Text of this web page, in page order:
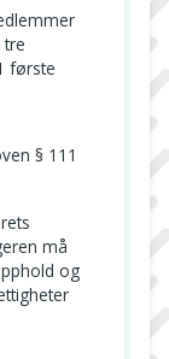
første
§ 111
må
og